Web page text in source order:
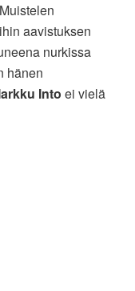
aavistuksen
nurkissa
hänen
Into ei vielä